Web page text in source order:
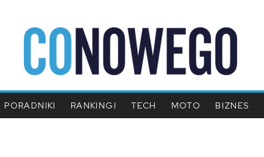
PORADNIKI RANKINGI TECH MOTO BIZNES